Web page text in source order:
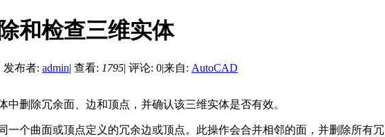
和检查三维实体
发布者: admin| 查看: 1795| 评论: 0|来自: AutoCAD
中删除冗余面、边和顶点，并确认该三维实体是否有效。
一个曲面或顶点定义的冗余边或顶点。此操作会合并相邻的面，并删除所有冗